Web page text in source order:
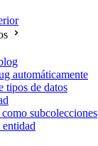
automáticamente
tipos de datos
subcolecciones